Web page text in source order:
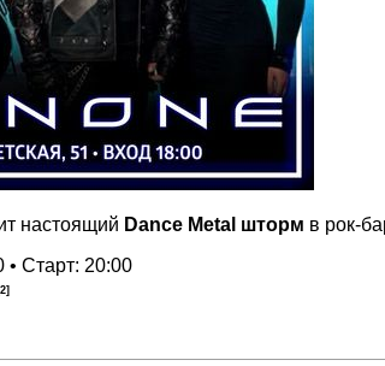
настоящий Dance Metal шторм в рок-
• Старт: 20:00